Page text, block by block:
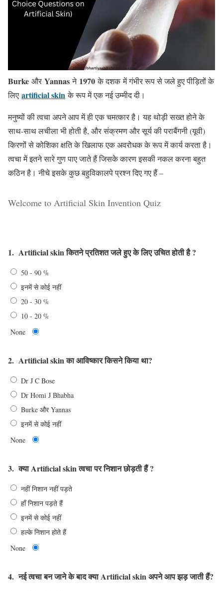
Burke और Yannasने 1970के दशक में गंभीर रूप से जले हुए पीड़ितों के
लिए artificial skinके रूप में एक नई उम्मीद दी।
मनुष्यों की त्वचा अपने आप में ही एक चमत्कार है। यह थोड़ी सख्त होने के
साथ-साथ लचीला भी होती है, और संक्रमण और सूर्य की पराबैंगनी (यूवी)
किरणों से कोशिका क्षति के खिलाफ एक अवरोधक के रूप में कार्य करता है।
त्वचा में इतने सारे गुण पाए जाते हैं जिसके कारण इसकी नकल करना बहुत
कठिन है। नीचे इसके कुछ बहुविकालपे प्रश्न दिए गए हैं –
Welcome to Artificial Skin Invention Quiz
1. Artificial skin कितने प्रतिशत जले हुए के लिए उचित होती है ?
50 - 90 %
इनमें से कोई नहीं
20 - 30 %
10 - 20 %
None
2. Artificial skin का आविष्कार किसने किया था?
Dr J C Bose
Dr Homi J Bhabha
Burke और Yannas
इनमें से कोई नहीं
None
3. क्या Artificial skin त्वचा पर निशान छोड़ती हैं ?
नहीं निशान नहीं पड़ते
हाँ निशान पड़ते हैं
इनमें से कोई नहीं
हल्के निशान होते हैं
None
4. नई त्वचा बन जाने के बाद क्या Artificial skin अपने आप झड़ जाती हैं?